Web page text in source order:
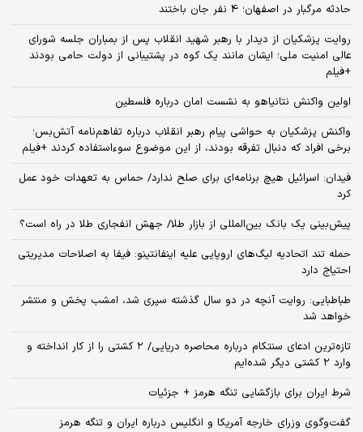
حادثه مرگبار در اصفهان؛ 4 نفر جان باختند
روایت پزشکیان از دیدار با رهبر شهید انقلاب پس از بمباران جلسه شورای
عالی امنیت ملی؛ ایشان مانند یک کوه در پشتیبانی از دولت حامی بودند
+فیلم
اولین واکنش نتانیاهو به نشست امان درباره فلسطین
واکنش پزشکیان به حواشی پیام رهبر انقلاب درباره تفاهم‌نامه آتش‌بس؛
برخی افراد که دنبال تفرقه بودند، از این موضوع سوءاستفاده کردند +فیلم
فیدان: اسرائیل هیچ برنامه‌ای برای صلح ندارد/ حماس به تعهدات خود عمل
کرد
پیش‌بینی یک بانک بین‌المللی از بازار طلا/ جهش انفجاری طلا در راه است؟
حمله تند اتحادیه لیگ‌های اروپایی علیه اینفانتینو: فیفا به اصلاحات مدیریتی
احتیاج دارد
طباطبایی: روایت آنچه در دو سال گذشته سپری شد، امشب پخش و منتشر
خواهد شد
تازه‌ترین ادعای سنتکام درباره محاصره دریایی/ ۲ کشتی را از کار انداخته و
وارد ۲ کشتی دیگر شده‌ایم
شرط ایران برای بازگشایی تنگه هرمز + جزئیات
گفت‌وگوی وزرای خارجه آمریکا و انگلیس درباره ایران و تنگه هرمز